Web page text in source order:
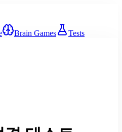
Brain Games Tests